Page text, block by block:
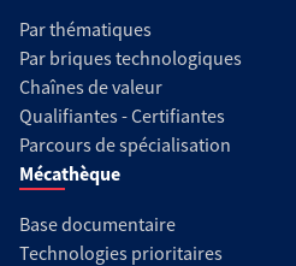
Par thématiques
Par briques technologiques
Chaînes de valeur
Qualifiantes - Certifiantes
Parcours de spécialisation
Mécathèque
Base documentaire
Technologies prioritaires